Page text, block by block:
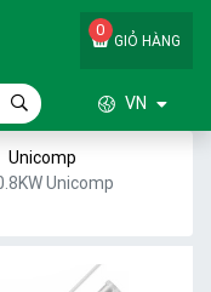
GIỎ HÀNG
0
VN
Unicomp
Unicomp